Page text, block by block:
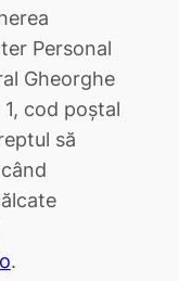
Personal
Gheorghe
cod poștal
să
.